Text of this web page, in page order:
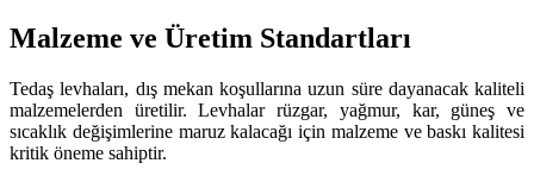
Malzeme ve Üretim Standartları
Tedaş levhaları, dış mekan koşullarına uzun süre dayanacak kaliteli
malzemelerden üretilir. Levhalar rüzgar, yağmur, kar, güneş ve
sıcaklık değişimlerine maruz kalacağı için malzeme ve baskı kalitesi
kritik öneme sahiptir.